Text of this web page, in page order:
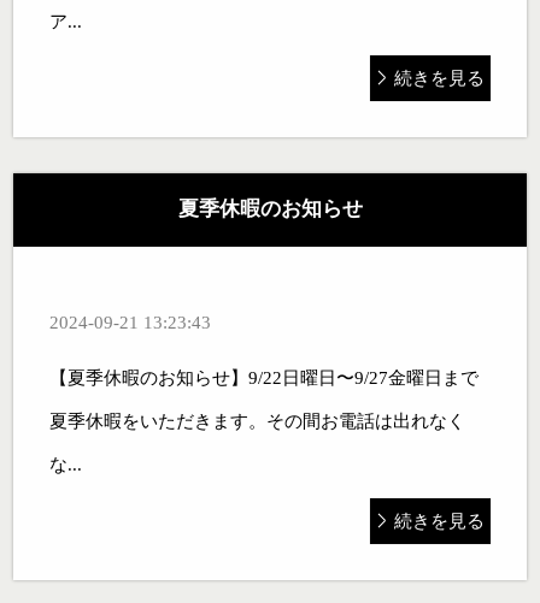
ア...
続きを見る
夏季休暇のお知らせ
2024-09-21 13:23:43
【夏季休暇のお知らせ】9/22日曜日〜9/27金曜日まで
夏季休暇をいただきます。その間お電話は出れなく
な...
続きを見る